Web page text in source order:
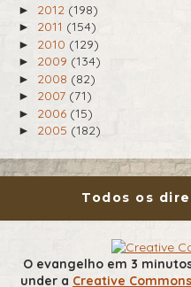
► 2012 (198)
► 2011 (154)
► 2010 (129)
► 2009 (134)
► 2008 (82)
► 2007 (71)
► 2006 (15)
► 2005 (182)
Todos os
O evangelho em 3
under a Creative